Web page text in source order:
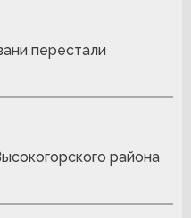
перестали
района